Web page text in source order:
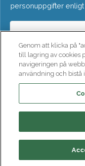
*personuppgifter enligt
Genom att klicka på
till lagring av cookies
navigeringen på
användning och bistå